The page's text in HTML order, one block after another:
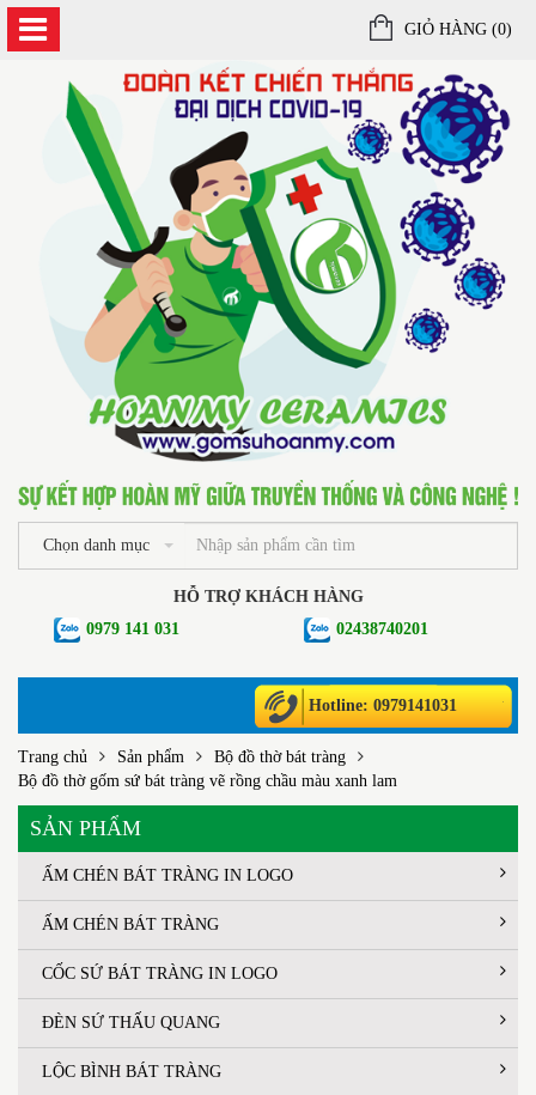
GIỎ HÀNG (0)
Chọn danh mục
HỖ TRỢ KHÁCH HÀNG
0979 141 031
02438740201
Hotline: 0979141031
Trang chủ Sản phẩm
Bộ đồ thờ bát tràng
Bộ đồ thờ gốm sứ bát tràng vẽ rồng chầu màu xanh lam
SẢN PHẨM
ẤM CHÉN BÁT TRÀNG IN LOGO
ẤM CHÉN BÁT TRÀNG
CỐC SỨ BÁT TRÀNG IN LOGO
ĐÈN SỨ THẤU QUANG
LỘC BÌNH BÁT TRÀNG